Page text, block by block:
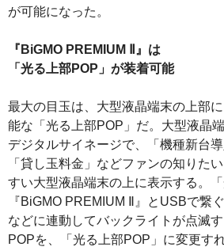
が可能になった。
『BiGMO PREMIUM Ⅱ』は
「光る上部POP」が装着可能
最大の目玉は、大型液晶端末の上部
能な「光る上部POP」だ。大型液晶
デジタルサイネージで、「機種新台導
「貸し玉料金」などファンの知りた
すい大型液晶端末の上に表示する。「
『BiGMO PREMIUM Ⅱ』とUSBで繋
などに連動してバックライトが点滅
POPを、「光る上部POP」に変更す